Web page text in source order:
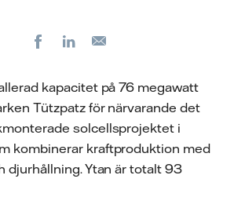
FacebookLinkedIn
kapacitet på 76 megawatt
Tützpatz för närvarande det
solcellsprojektet i
kombinerar kraftproduktion med
djurhållning. Ytan är totalt 93